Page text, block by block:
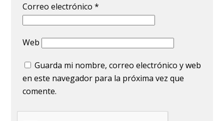
Correo electrónico*
Web
Guarda mi nombre, correo electrónico y web
en este navegador para la próxima vez que
comente.